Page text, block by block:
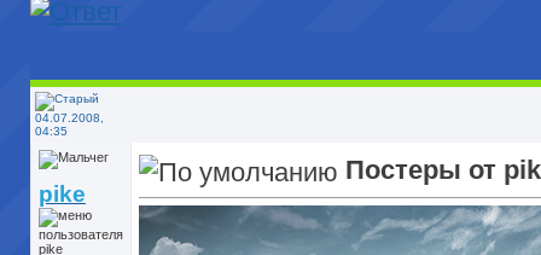
04.07.2008,
04:35
pike
Постеры от